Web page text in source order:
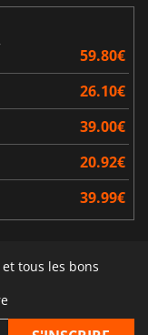
59.80€
26.10€
39.00€
20.92€
39.99€
tous les bons